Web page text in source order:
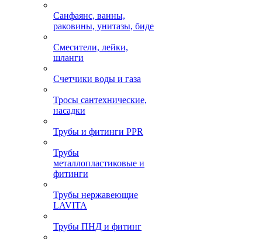
Санфаянс, ванны,
раковины, унитазы, биде
Смесители, лейки,
шланги
Счетчики воды и газа
Тросы сантехнические,
насадки
Трубы и фитинги PPR
Трубы
металлопластиковые и
фитинги
Трубы нержавеющие
LAVITA
Трубы ПНД и фитинг